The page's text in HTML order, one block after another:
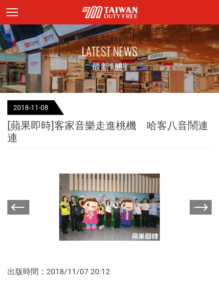
頁面主標題
LATEST NEWS
最新動態
2018-11-08
[蘋果即時]客家音樂走進桃機 哈客八音鬧連
連
出版時間：2018/11/07 20:12